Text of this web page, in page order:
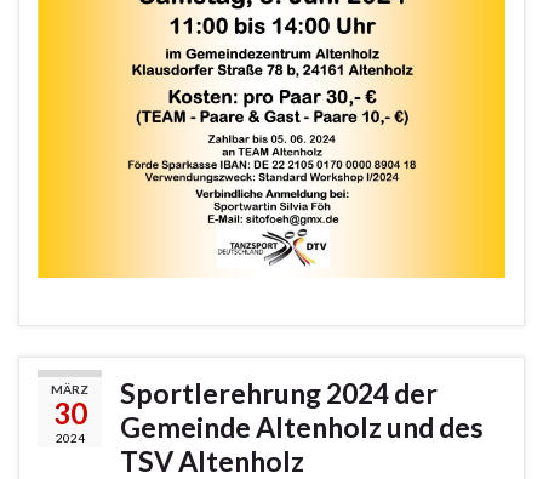
MÄRZ
30
2024
Sportlerehrung 2024 der
Gemeinde Altenholz und des
TSV Altenholz